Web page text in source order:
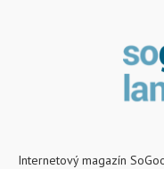
Internetový magazín